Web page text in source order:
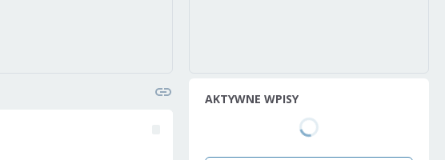
AKTYWNE WPISY